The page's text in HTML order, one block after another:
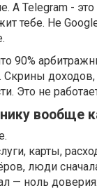
А Telegram -
тебе. Не
90%
Скрины
Это не
вообще
карты,
люди
— ноль доверия.